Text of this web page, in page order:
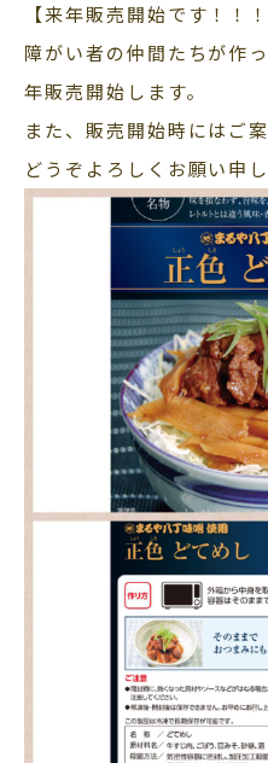
【来年販売開始です！！！
障がい者の仲間たちが作
年販売開始します。
また、販売開始時にはご
どうぞよろしくお願い申し